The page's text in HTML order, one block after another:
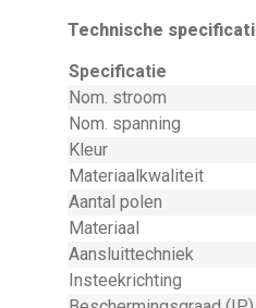
Technische
Specificatie
Nom. stroom
Nom. spanning
Kleur
Materiaalkwaliteit
Aantal polen
Materiaal
Aansluittechniek
Insteekrichting